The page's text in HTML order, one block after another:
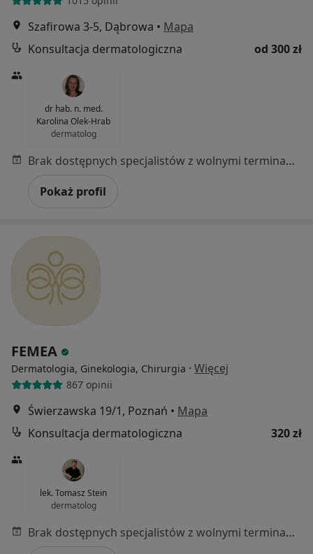
Szafirowa 3-5, Dąbrowa • Mapa
Konsultacja dermatologiczna
od 300 zł
dr hab. n. med.
Karolina Olek-Hrab
dermatolog
Brak dostępnych specjalistów z wolnymi terminami w tym centrum medycznym.
Pokaż profil
FEMEA
Dermatologia, Ginekologia, Chirurgia · Więcej
867 opinii
Świerzawska 19/1, Poznań • Mapa
Konsultacja dermatologiczna
320 zł
lek. Tomasz Stein
dermatolog
Brak dostępnych specjalistów z wolnymi terminami w tym centrum medycznym.